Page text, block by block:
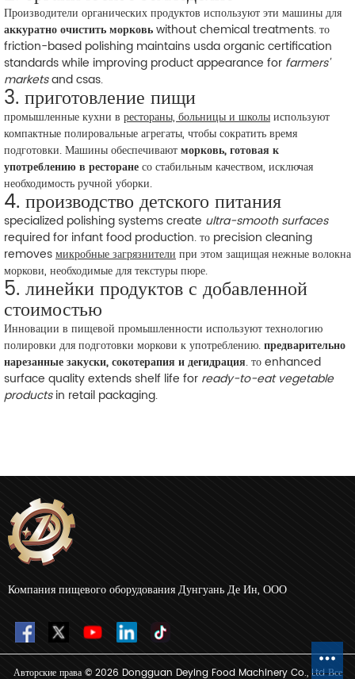
Производители органических продуктов используют эти машины для
аккуратно очистить морковьwithout chemical treatments. то
friction-based polishing maintains usda organic certification
standards while improving product appearance for farmers'
marketsand csas.
3. приготовление пищи
промышленные кухни в рестораны, больницы и школыиспользуют
компактные полировальные агрегаты, чтобы сократить время
подготовки. Машины обеспечиваютморковь, готовая к
употреблению в ресторанесо стабильным качеством, исключая
необходимость ручной уборки.
4. производство детского питания
specialized polishing systems create ultra-smooth surfaces
required for infant food production. то precision cleaning
removesмикробные загрязнителипри этом защищая нежные волокна
моркови, необходимые для текстуры пюре.
5. линейки продуктов с добавленной
стоимостью
Инновации в пищевой промышленности используют технологию
полировки для подготовки моркови к употреблению.предварительно
нарезанные закуски, сокотерапия и дегидрация. то enhanced
surface quality extends shelf life for ready-to-eat vegetable
productsin retail packaging.
Компания пищевого оборудования Дунгуань Де Ин, ООО
Авторские права © 2026 Dongguan Deying Food Machinery Co., Ltd Все